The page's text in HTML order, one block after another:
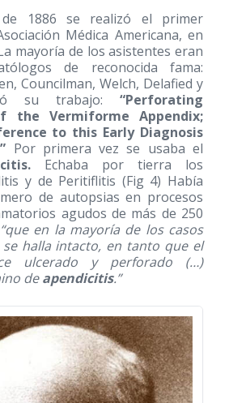
1886 se realizó el primer
Médica Americana, en
mayoría de los asistentes eran
de reconocida fama:
Councilman, Welch, Delafied y
su trabajo: “Perforating
the Vermiforme Appendix;
to this Early Diagnosis
Por primera vez se usaba el
Echaba por tierra los
y de Peritiflitis (Fig 4) Había
de autopsias en procesos
agudos de más de 250
“que en la mayoría de los casos
halla intacto, en tanto que el
ulcerado y perforado (…)
deapendicitis.”